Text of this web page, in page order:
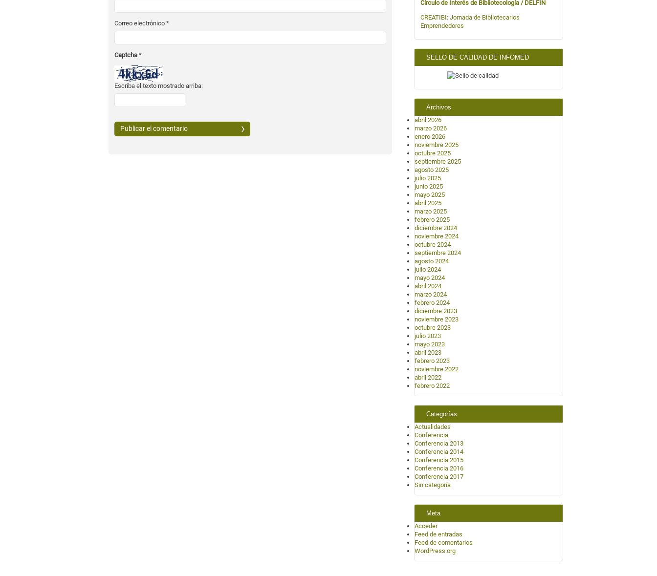
Correo electrónico *
Captcha *
Escriba el texto mostrado arriba:
Círculo de Interés de Bibliotecología / DELFIN
CREATIBI: Jornada de Bibliotecarios
Emprendedores
SELLO DE CALIDAD DE INFOMED
Archivos
abril 2026
marzo 2026
enero 2026
noviembre 2025
octubre 2025
septiembre 2025
agosto 2025
julio 2025
junio 2025
mayo 2025
abril 2025
marzo 2025
febrero 2025
diciembre 2024
noviembre 2024
octubre 2024
septiembre 2024
agosto 2024
julio 2024
mayo 2024
abril 2024
marzo 2024
febrero 2024
diciembre 2023
noviembre 2023
octubre 2023
julio 2023
mayo 2023
abril 2023
febrero 2023
noviembre 2022
abril 2022
febrero 2022
Categorías
Actualidades
Conferencia
Conferencia 2013
Conferencia 2014
Conferencia 2015
Conferencia 2016
Conferencia 2017
Sin categoría
Meta
Acceder
Feed de entradas
Feed de comentarios
WordPress.org